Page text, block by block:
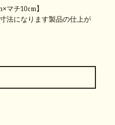
マチ10cm】
法になります製品の仕上が